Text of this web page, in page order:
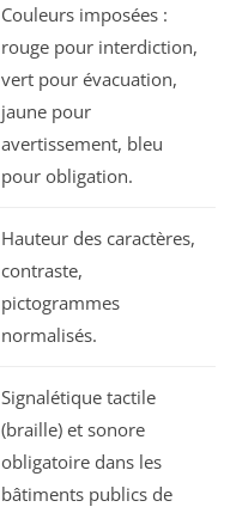
Couleurs imposées :
rouge pour interdiction,
vert pour évacuation,
jaune pour
avertissement, bleu
pour obligation.
Hauteur des caractères,
contraste,
pictogrammes
normalisés.
Signalétique tactile
(braille) et sonore
obligatoire dans les
bâtiments publics de